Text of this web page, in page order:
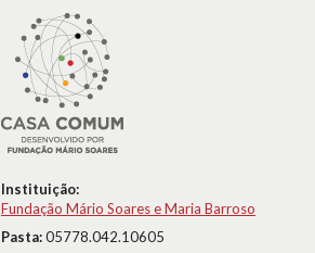
Instituição:
Fundação Mário Soares e Maria Barroso
Pasta:05778.042.10605